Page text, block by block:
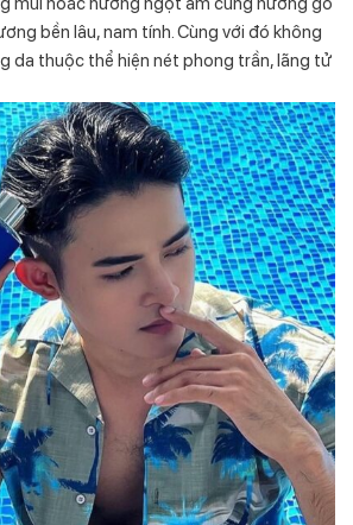
bền lâu, nam tính. Cùng với đó không
da thuộc thể hiện nét phong trần, lãng tử